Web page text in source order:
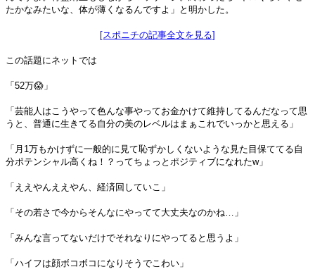
たかなみたいな、体が薄くなるんですよ」と明かした。
[スポニチの記事全文を見る]
この話題にネットでは
「52万😱」
「芸能人はこうやって色んな事やってお金かけて維持してるんだなって思
うと、普通に生きてる自分の美のレベルはまぁこれでいっかと思える」
「月1万もかけずに一般的に見て恥ずかしくないような見た目保ててる自
分ポテンシャル高くね！？ってちょっとポジティブになれたw」
「ええやんええやん、経済回していこ」
「その若さで今からそんなにやってて大丈夫なのかね…」
「みんな言ってないだけでそれなりにやってると思うよ」
「ハイフは顔ボコボコになりそうでこわい」